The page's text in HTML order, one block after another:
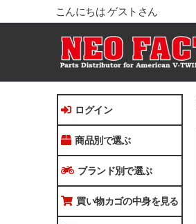
こんにちは ゲストさん
ログイン
商品別で選ぶ
ブランド別で選ぶ
買い物カゴの中身を見る